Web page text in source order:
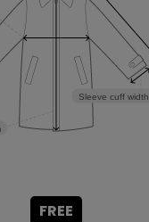
Sleeve cuff width
FREE